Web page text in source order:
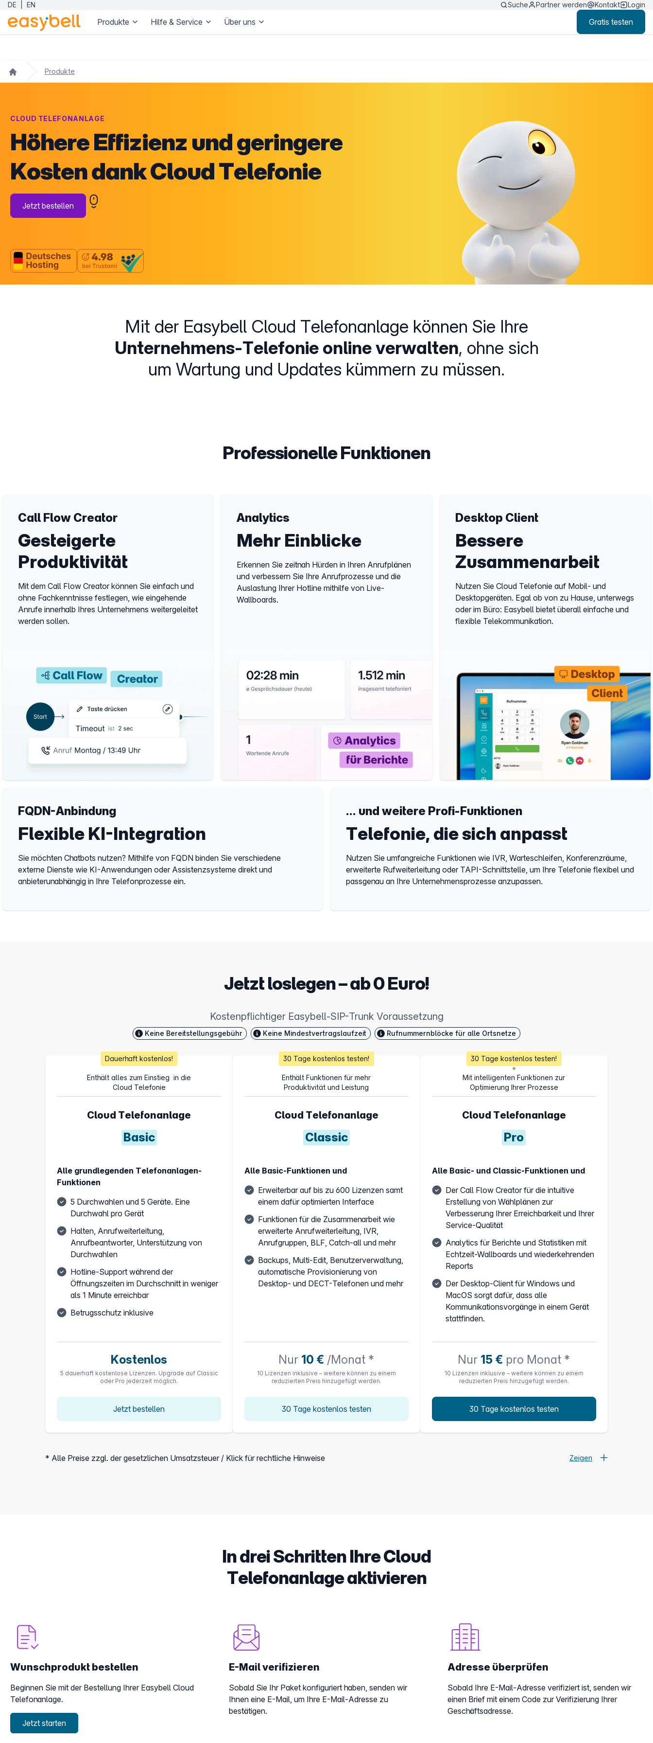
Zum Hauptinhalt springen
DE EN Suche Partner werden Kontakt Login
Produkte Hilfe & Service Über uns Gratis testen
Produkte
CLOUD TELEFONANLAGE
Höhere Effizienz und geringere
Kosten dank Cloud Telefonie
Jetzt bestellen
Mit der Easybell Cloud Telefonanlage können Sie Ihre
Unternehmens-Telefonie online verwalten, ohne sich
um Wartung und Updates kümmern zu müssen.
Professionelle Funktionen
Call Flow Creator
Gesteigerte
Produktivität
Mit dem Call Flow Creator können Sie einfach und
ohne Fachkenntnisse festlegen, wie eingehende
Anrufe innerhalb Ihres Unternehmens weitergeleitet
werden sollen.
Analytics
Mehr Einblicke
Erkennen Sie zeitnah Hürden in Ihren Anrufplänen
und verbessern Sie Ihre Anrufprozesse und die
Auslastung Ihrer Hotline mithilfe von Live-
Wallboards.
Desktop Client
Bessere
Zusammenarbeit
Nutzen Sie Cloud Telefonie auf Mobil- und
Desktopgeräten. Egal ob von zu Hause, unterwegs
oder im Büro: Easybell bietet überall einfache und
flexible Telekommunikation.
FQDN-Anbindung
Flexible KI-Integration
Sie möchten Chatbots nutzen? Mithilfe von FQDN binden Sie verschiedene
externe Dienste wie KI-Anwendungen oder Assistenzsysteme direkt und
anbieterunabhängig in Ihre Telefonprozesse ein.
... und weitere Profi-Funktionen
Telefonie, die sich anpasst
Nutzen Sie umfangreiche Funktionen wie IVR, Warteschleifen, Konferenzräume,
erweiterte Rufweiterleitung oder TAPI-Schnittstelle, um Ihre Telefonie flexibel und
passgenau an Ihre Unternehmensprozesse anzupassen.
Jetzt loslegen – ab 0 Euro!
Kostenpflichtiger Easybell-SIP-Trunk Voraussetzung
Keine Bereitstellungsgebühr Keine Mindestvertragslaufzeit Rufnummernblöcke für alle Ortsnetze
Dauerhaft kostenlos!
Enthält alles zum Einstieg in die
Cloud Telefonie
Basic
Cloud Telefonanlage
Alle grundlegenden Telefonanlagen-
Funktionen
5 Durchwahlen und 5 Geräte. Eine
Durchwahl pro Gerät
Halten, Anrufweiterleitung,
Anrufbeantworter, Unterstützung von
Durchwahlen
Hotline-Support während der
Öffnungszeiten im Durchschnitt in weniger
als 1 Minute erreichbar
Betrugsschutz inklusive
Kostenlos
5 dauerhaft kostenlose Lizenzen. Upgrade auf Classic
oder Pro jederzeit möglich.
Jetzt bestellen
30 Tage kostenlos testen!
Enthält Funktionen für mehr
Produktivität und Leistung
Classic
Cloud Telefonanlage
Alle Basic-Funktionen und
Erweiterbar auf bis zu 600 Lizenzen samt
einem dafür optimierten Interface
Funktionen für die Zusammenarbeit wie
erweiterte Anrufweiterleitung, IVR,
Anrufgruppen, BLF, Catch-all und mehr
Backups, Multi-Edit, Benutzerverwaltung,
automatische Provisionierung von
Desktop- und DECT-Telefonen und mehr
Nur 10 € /Monat *
10 Lizenzen inklusive – weitere können zu einem
reduzierten Preis hinzugefügt werden.
30 Tage kostenlos testen
30 Tage kostenlos testen!
Mit intelligenten Funktionen zur
Optimierung Ihrer Prozesse
Pro
Cloud Telefonanlage
Alle Basic- und Classic-Funktionen und
Der Call Flow Creator für die intuitive
Erstellung von Wählplänen zur
Verbesserung Ihrer Erreichbarkeit und Ihrer
Service-Qualität
Analytics für Berichte und Statistiken mit
Echtzeit-Wallboards und wiederkehrenden
Reports
Der Desktop-Client für Windows und
MacOS sorgt dafür, dass alle
Kommunikationsvorgänge in einem Gerät
stattfinden.
Nur 15 € pro Monat *
10 Lizenzen inklusive – weitere können zu einem
reduzierten Preis hinzugefügt werden.
30 Tage kostenlos testen
* Alle Preise zzgl. der gesetzlichen Umsatzsteuer / Klick für rechtliche Hinweise Zeigen
In drei Schritten Ihre Cloud
Telefonanlage aktivieren
Wunschprodukt bestellen
Beginnen Sie mit der Bestellung Ihrer Easybell Cloud
Telefonanlage.
Jetzt starten
E-Mail verifizieren
Sobald Sie Ihr Paket konfiguriert haben, senden wir
Ihnen eine E-Mail, um Ihre E-Mail-Adresse zu
bestätigen.
Adresse überprüfen
Sobald Ihre E-Mail-Adresse verifiziert ist, senden wir
einen Brief mit einem Code zur Verifizierung Ihrer
Geschäftsadresse.